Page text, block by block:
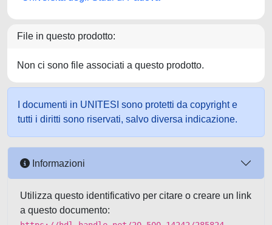
File in questo prodotto:
Non ci sono file associati a questo prodotto.
I documenti in UNITESI sono protetti da copyright e
tutti i diritti sono riservati, salvo diversa indicazione.
Informazioni
Utilizza questo identificativo per citare o creare un link
a questo documento: